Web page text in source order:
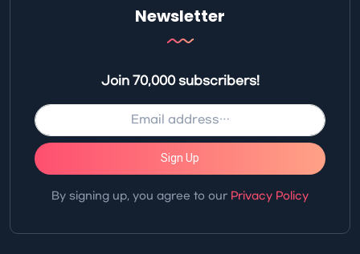
Newsletter
Join 70,000 subscribers!
Sign Up
By signing up, you agree to our Privacy Policy